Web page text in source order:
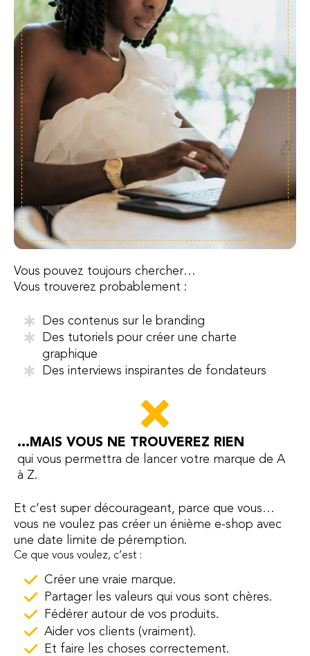
Vous pouvez toujours chercher…
Vous trouverez probablement :
Des contenus sur le branding
Des tutoriels pour créer une charte
graphique
Des interviews inspirantes de fondateurs
...MAIS VOUS NE TROUVEREZ RIEN
qui vous permettra de lancer votre marque de A
à Z.
Et c’est super décourageant, parce que vous…
vous ne voulez pas créer un énième e-shop avec
une date limite de péremption.
Ce que vous voulez, c’est :
Créer une vraie marque.
Partager les valeurs qui vous sont chères.
Fédérer autour de vos produits.
Aider vos clients (vraiment).
Et faire les choses correctement.